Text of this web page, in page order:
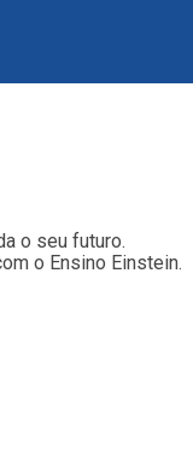
o seu futuro.
o Ensino Einstein.